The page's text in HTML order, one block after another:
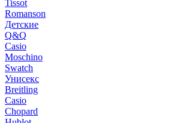
Tissot
Romanson
Детские
Q&Q
Casio
Moschino
Swatch
Унисекс
Breitling
Casio
Chopard